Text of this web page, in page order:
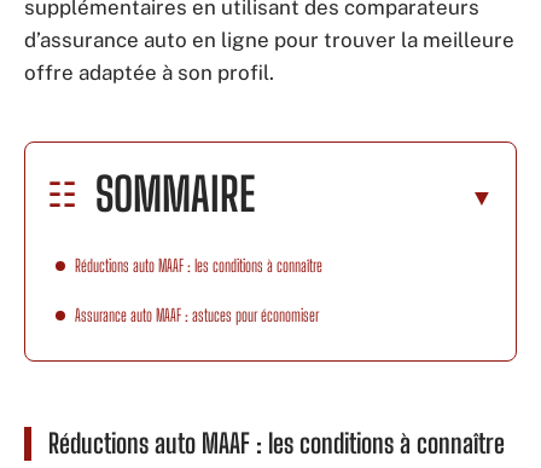
supplémentaires en utilisant des comparateurs
d’assurance auto en ligne pour trouver la meilleure
offre adaptée à son profil.
SOMMAIRE
Réductions auto MAAF : les conditions à connaître
Assurance auto MAAF : astuces pour économiser
Réductions auto MAAF : les conditions à connaître